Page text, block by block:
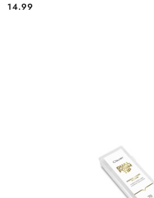
Cena:
14.99